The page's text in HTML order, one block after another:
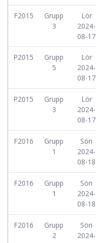
F2015
Grupp
3
Lör
2024-
08-17
P2015
Grupp
5
Lör
2024-
08-17
P2015
Grupp
3
Lör
2024-
08-17
F2016
Grupp
1
Sön
2024-
08-18
F2016
Grupp
1
Sön
2024-
08-18
F2016
Grupp
2
Sön
2024-